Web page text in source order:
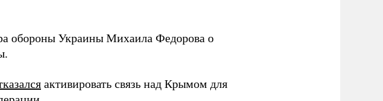
обороны Украины Михаила Федорова о
активировать связь над Крымом для